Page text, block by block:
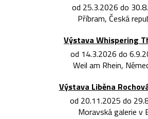
od 25.3.2026 do
Příbram, Česká
Výstava Whispering
od 14.3.2026 do
Weil am Rhein,
Výstava Liběna
od 20.11.2025 do
Moravská galerie v